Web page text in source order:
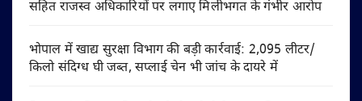
सहित राजस्व अधिकारियों पर लगाए मिलीभगत के गंभीर आरोप
भोपाल में खाद्य सुरक्षा विभाग की बड़ी कार्रवाई: 2,095 लीटर/
किलो संदिग्ध घी जब्त, सप्लाई चेन भी जांच के दायरे में